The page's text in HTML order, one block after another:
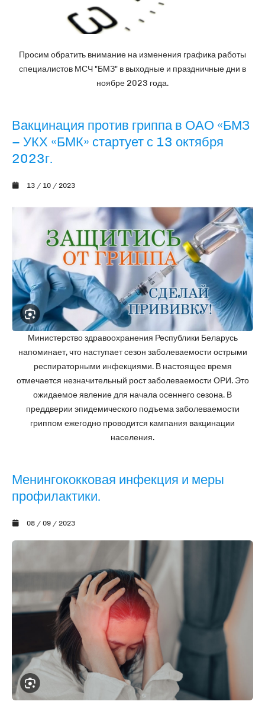
Просим обратить внимание на изменения графика работы
специалистов МСЧ "БМЗ" в выходные и праздничные дни в
ноябре 2023 года.
Вакцинация против гриппа в ОАО «БМЗ
– УКХ «БМК» стартует с 13 октября
2023г.
13 / 10 / 2023
Министерство здравоохранения Республики Беларусь
напоминает, что наступает сезон заболеваемости острыми
респираторными инфекциями. В настоящее время
отмечается незначительный рост заболеваемости ОРИ. Это
ожидаемое явление для начала осеннего сезона. В
преддверии эпидемического подъема заболеваемости
гриппом ежегодно проводится кампания вакцинации
населения.
Менингококковая инфекция и меры
профилактики.
08 / 09 / 2023